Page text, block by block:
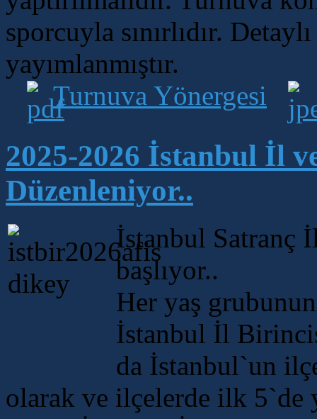
sporcuyla sınırlıdır.
yayımlanmıştır.
Turnuva Yönergesi
2025-2026 İstanbul İl
Düzenleniyor..
İstanbul Satranç
başlıyor..
Her yaş grubunun
İstanbul İl
da İstanbul`un
olarak ve ilçelerde ilk 5`de